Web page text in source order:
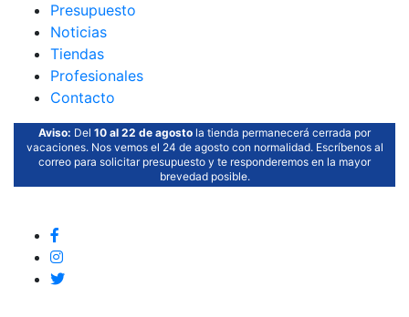
Presupuesto
Noticias
Tiendas
Profesionales
Contacto
Aviso: Del 10 al 22 de agosto la tienda permanecerá cerrada por
vacaciones. Nos vemos el 24 de agosto con normalidad. Escríbenos al
correo para solicitar presupuesto y te responderemos en la mayor
brevedad posible.